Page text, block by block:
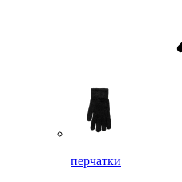
перчатки